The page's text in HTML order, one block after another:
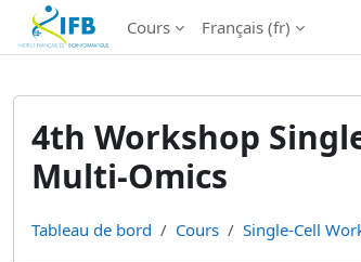
Institut Français de Bioinformatique - Les
Passer au contenu principal
Cours Français ‎(fr)‎
4th Workshop
Multi-Omics
Tableau de bord Cours Single-Cell